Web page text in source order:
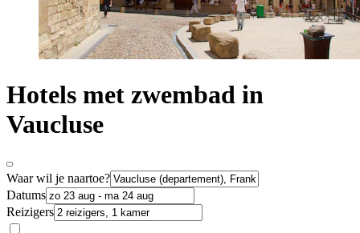
Hotels met zwembad in
Vaucluse
Waar wil je naartoe?
Datums
Reizigers